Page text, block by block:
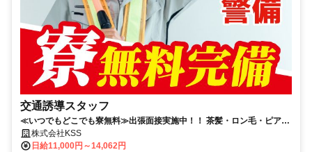
交通誘導スタッフ
≪いつでもどこでも寮無料≫出張面接実施中！！ 茶髪・ロン毛・ピア
ス・アートメイクOK★
株式会社KSS
日給11,000円～14,062円